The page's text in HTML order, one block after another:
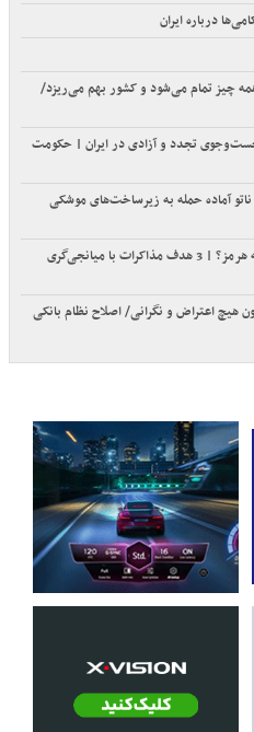
درباره ایران
چیز تمام می‌شود و کشور بهم می‌ریزد/
تجدد و آزادی در ایران | حکومت
آماده حمله به زیرساخت‌های موشکی
ایران و آمریکا در آستانه توافق بر سر تنگه هرمز؟ | 3 هدف مذاکرات با میانجی‌گری
هیچ اعتراض و نگرانی/ اصلاح نظام بانکی